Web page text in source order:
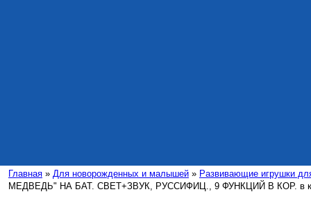
Главная » Для новорожденных и малышей » Развивающие игрушки
МЕДВЕДЬ" НА БАТ. СВЕТ+ЗВУК, РУССИФИЦ., 9 ФУНКЦИЙ В КОР. в